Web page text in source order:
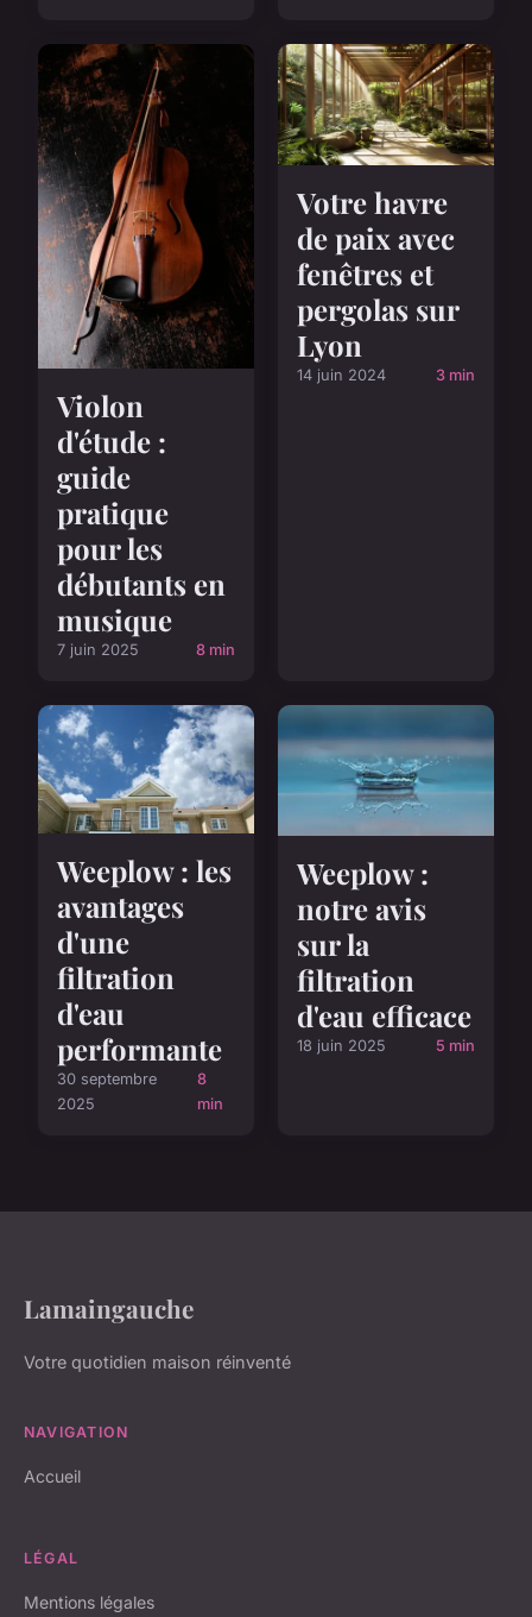
Violon
d'étude :
guide
pratique
pour les
débutants en
musique
7 juin 2025 8 min
Votre havre
de paix avec
fenêtres et
pergolas sur
Lyon
14 juin 2024 3 min
Weeplow : les
avantages
d'une
filtration
d'eau
performante
30 septembre
2025
8
min
Weeplow :
notre avis
sur la
filtration
d'eau efficace
18 juin 2025 5 min
Lamaingauche
Votre quotidien maison réinventé
NAVIGATION
Accueil
LÉGAL
Mentions légales